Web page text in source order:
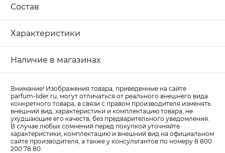
Состав
Характеристики
Наличие в магазинах
Внимание! Изображения товара, приведенные на сайте
parfum-lider.ru, могут отличаться от реального внешнего вида
конкретного товара, в связи с правом производителя изменять
внешний вид, характеристики и комплектацию товара, не
ухудшающие его качеств, без предварительного уведомления.
В случае любых сомнений перед покупкой уточняйте
характеристики, комплектацию и внешний вид на официальном
сайте производителя, а также у консультантов по номеру 8 800
200 78 80.